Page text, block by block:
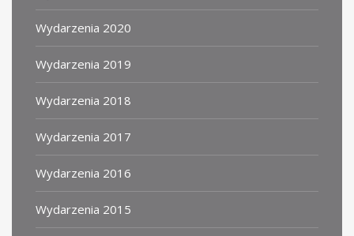
Wydarzenia 2020
Wydarzenia 2019
Wydarzenia 2018
Wydarzenia 2017
Wydarzenia 2016
Wydarzenia 2015